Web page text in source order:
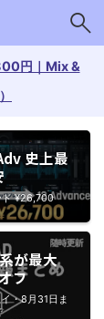
円｜Mix &
史上最
ド ¥26,700
が最大
フ
・8月31日ま